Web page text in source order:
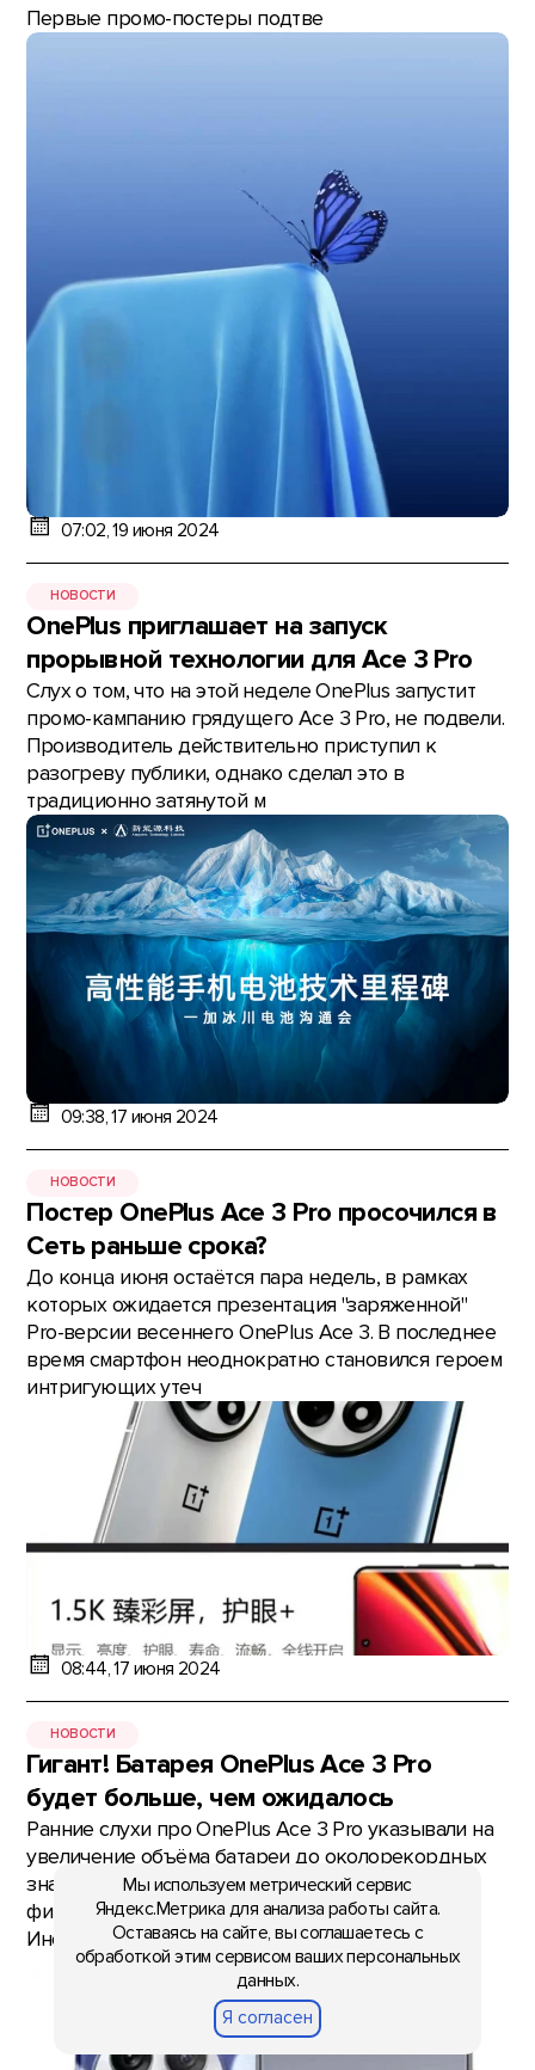
Первые промо-постеры подтве
07:02, 19 июня 2024
НОВОСТИ
OnePlus приглашает на запуск
прорывной технологии для Ace 3 Pro
Слух о том, что на этой неделе OnePlus запустит
промо-кампанию грядущего Ace 3 Pro, не подвели.
Производитель действительно приступил к
разогреву публики, однако сделал это в
традиционно затянутой м
09:38, 17 июня 2024
НОВОСТИ
Постер OnePlus Ace 3 Pro просочился в
Сеть раньше срока?
До конца июня остаётся пара недель, в рамках
которых ожидается презентация "заряженной"
Pro-версии весеннего OnePlus Ace 3. В последнее
время смартфон неоднократно становился героем
интригующих утеч
08:44, 17 июня 2024
НОВОСТИ
Гигант! Батарея OnePlus Ace 3 Pro
будет больше, чем ожидалось
Ранние слухи про OnePlus Ace 3 Pro указывали на
увеличение объёма батареи до околорекордных
значений. Однако значение 5800 мАч,
фигурировавшее ранее, оказалось неточным.
Инсайдер Digital Chat Statio
Мы используем метрический сервис
Яндекс.Метрика для анализа работы сайта.
Оставаясь на сайте, вы соглашаетесь с
обработкой этим сервисом ваших персональных
данных.
Я согласен